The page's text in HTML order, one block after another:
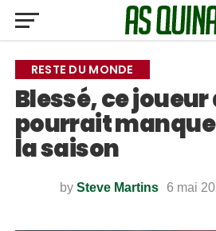
RESTE DU MONDE
Blessé, ce joueur
pourrait
la saison
by Steve Martins 6 mai